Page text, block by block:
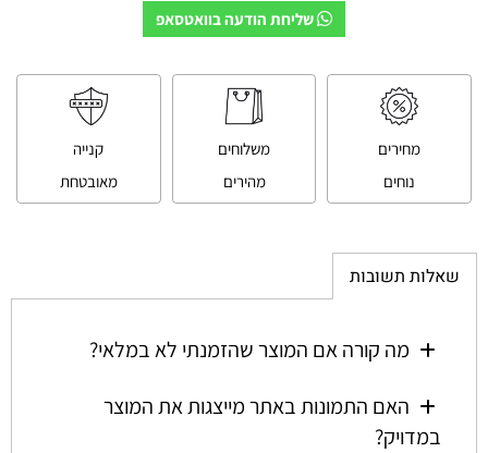
שליחת הודעה בוואטסאפ
מחירים
נוחים
משלוחים
מהירים
קנייה
מאובטחת
שאלות תשובות
מה קורה אם המוצר שהזמנתי לא במלאי?
האם התמונות באתר מייצגות את המוצר
במדויק?